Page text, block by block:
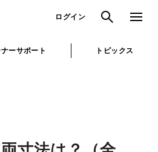
ログイン 検索 メニュ
ーサポート トピックス